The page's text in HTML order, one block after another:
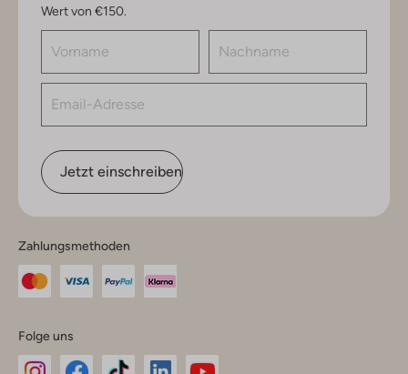
Wert von €150.
Jetzt einschreiben
Zahlungsmethoden
Folge uns